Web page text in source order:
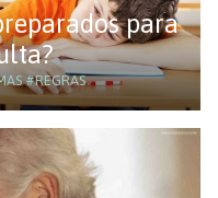
para
#REGRAS